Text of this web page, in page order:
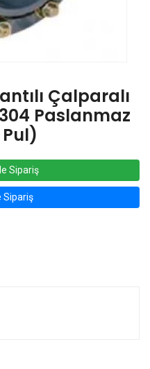
Çalparalı
Paslanmaz
Sipariş
Sipariş